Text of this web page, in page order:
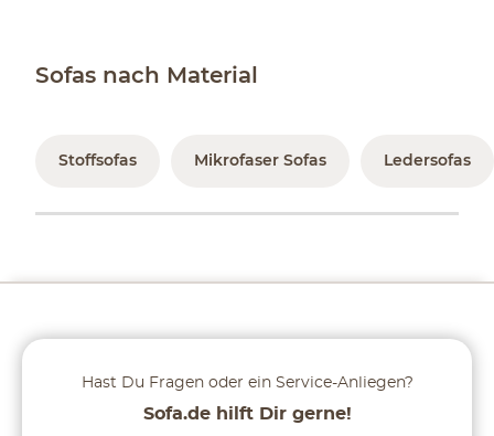
Sofas nach Material
Stoffsofas Mikrofaser Sofas Ledersofas
Hast Du Fragen oder ein Service-Anliegen?
Sofa.de hilft Dir gerne!